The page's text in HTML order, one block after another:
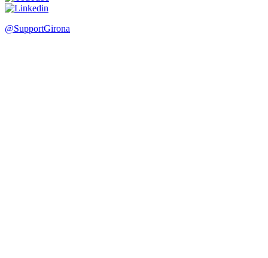
@SupportGirona